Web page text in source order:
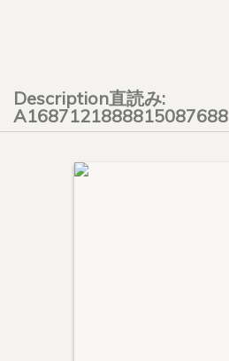
Description直読み:
A1687121888815087688